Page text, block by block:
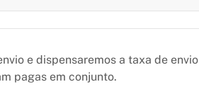
e dispensaremos a taxa de envio
pagas em conjunto.